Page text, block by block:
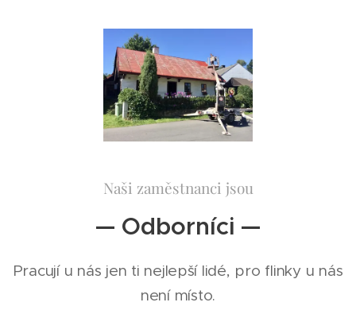
Naši zaměstnanci jsou
— Odborníci —
Pracují u nás jen ti nejlepší lidé, pro flinky u nás
není místo.